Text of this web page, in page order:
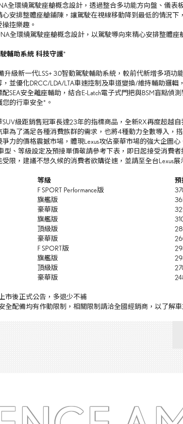
全環繞駕駛座艙概念設計，透過整合多功能方向盤、儀表
心安排整體座艙鋪陳，讓駕駛在視線移動降到最低的情況下
控樂趣。
全環繞駕駛座艙概念設計，以駕駛導向來精心安排整體座
輔助系統 科技守護*
升級新一代LSS+ 3.0智動駕駛輔助系統，較前代新增多項功
，並優化DRCC/LDA/LTA車速控制及車道變換/維持輔助邏輯
配SEA安全離座輔助，結合E-Latch電子式門把與BSM盲點偵
您的行車安全* 。
SUV級距銷售冠軍長達23年的指標商品，全新RX再度超越自
車為了滿足各種消費族群的需求，也將4種動力全數導入，
爭力的價格震撼市場，體現Lexus攻佔豪華市場的強大企圖心
型、等級設定及預接單價敬請參考下表，即日起接受消費
受限，建議不想久候的消費者欲購從速，並請至全台Lexus展
等級
預
F SPORT Performance版
旗艦版
豪華版
旗艦版
頂級版
豪華版
F SPORT版
旗艦版
頂級版
豪華版
市後正式公告，多退少不補
全配備均有作動限制，相關限制請洽全國經銷商，以了解